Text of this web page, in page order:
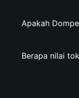
Apakah
Berapa nilai